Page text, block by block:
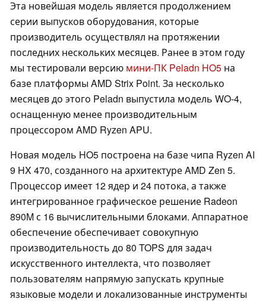
Эта новейшая модель является продолжением
серии выпусков оборудования, которые
производитель осуществлял на протяжении
последних нескольких месяцев. Ранее в этом году
мы тестировали версию мини-ПК Peladn HO5 на
базе платформы AMD Strix Point. За несколько
месяцев до этого Peladn выпустила модель WO-4,
оснащенную менее производительным
процессором AMD Ryzen APU.
Новая модель HO5 построена на базе чипа Ryzen AI
9 HX 470, созданного на архитектуре AMD Zen 5.
Процессор имеет 12 ядер и 24 потока, а также
интегрированное графическое решение Radeon
890M с 16 вычислительными блоками. Аппаратное
обеспечение обеспечивает совокупную
производительность до 80 TOPS для задач
искусственного интеллекта, что позволяет
пользователям напрямую запускать крупные
языковые модели и локализованные инструменты